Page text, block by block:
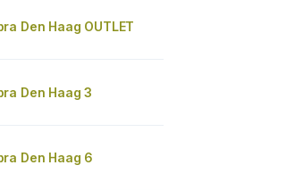
Den Haag OUTLET
Den Haag 3
Den Haag 6